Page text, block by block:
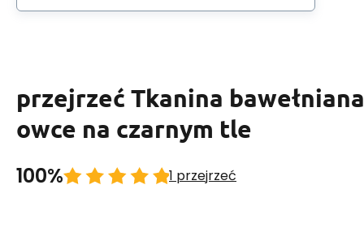
przejrzeć Tkanina
owce na czarnym tle
100% 1 przejrzeć